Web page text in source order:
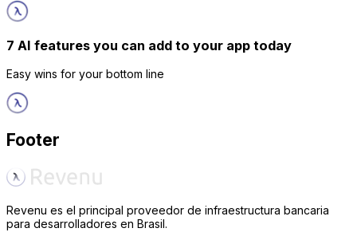
7 AI features you can add to your app today
Easy wins for your bottom line
Footer
Revenu es el principal proveedor de infraestructura bancaria
para desarrolladores en Brasil.